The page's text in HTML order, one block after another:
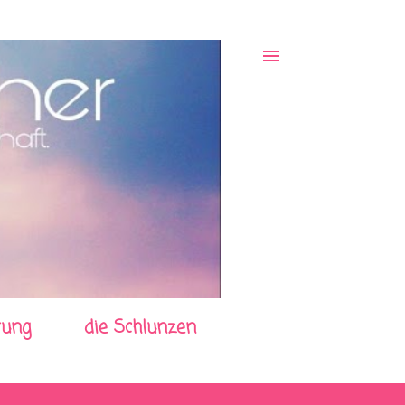
die Schlunzen